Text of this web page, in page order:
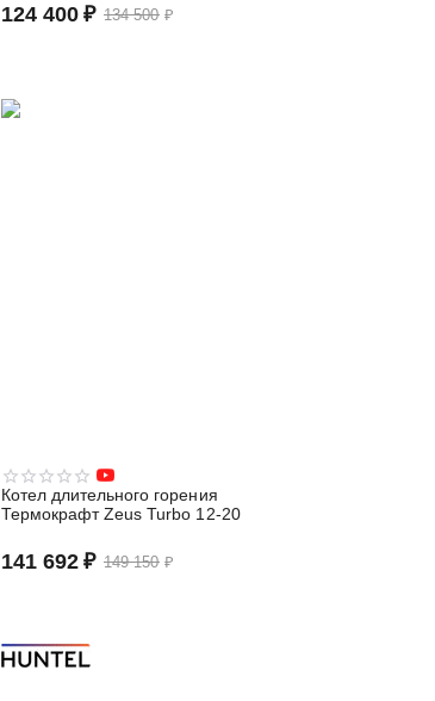
134 500 ₽
124 400 ₽
Котел длительного горения
Термокрафт Zeus Turbo 12-20
149 150 ₽
141 692 ₽